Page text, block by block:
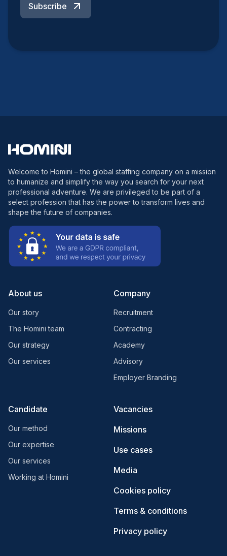
Subscribe
Welcome to Homini – the global staffing company on a mission
to humanize and simplify the way you search for your next
professional adventure. We are privileged to be part of a
select profession that has the power to transform lives and
shape the future of companies.
About us
Our story
The Homini team
Our strategy
Our services
Company
Recruitment
Contracting
Academy
Advisory
Employer Branding
Candidate
Our method
Our expertise
Our services
Working at Homini
Vacancies
Missions
Use cases
Media
Cookies policy
Terms & conditions
Privacy policy